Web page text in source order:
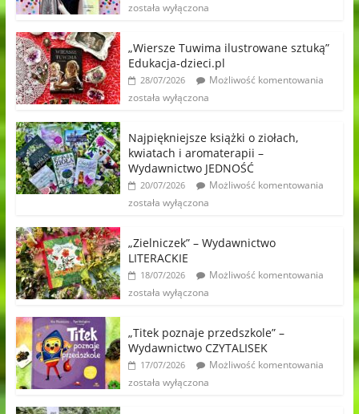
została wyłączona
„Wiersze Tuwima ilustrowane sztuką”
Edukacja-dzieci.pl
28/07/2026
Możliwość komentowania
została wyłączona
Najpiękniejsze książki o ziołach,
kwiatach i aromaterapii –
Wydawnictwo JEDNOŚĆ
20/07/2026
Możliwość komentowania
została wyłączona
„Zielniczek” – Wydawnictwo
LITERACKIE
18/07/2026
Możliwość komentowania
została wyłączona
„Titek poznaje przedszkole” –
Wydawnictwo CZYTALISEK
17/07/2026
Możliwość komentowania
została wyłączona